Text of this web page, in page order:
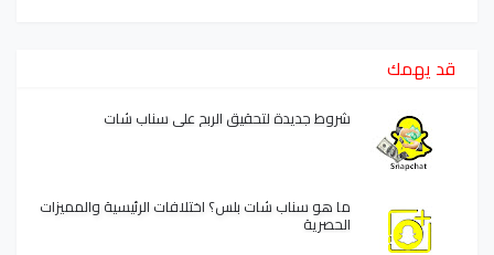
قد يهمك
شروط جديدة لتحقيق الربح على سناب شات
ما هو سناب شات بلس؟ اختلافات الرئيسية والمميزات
الحصرية